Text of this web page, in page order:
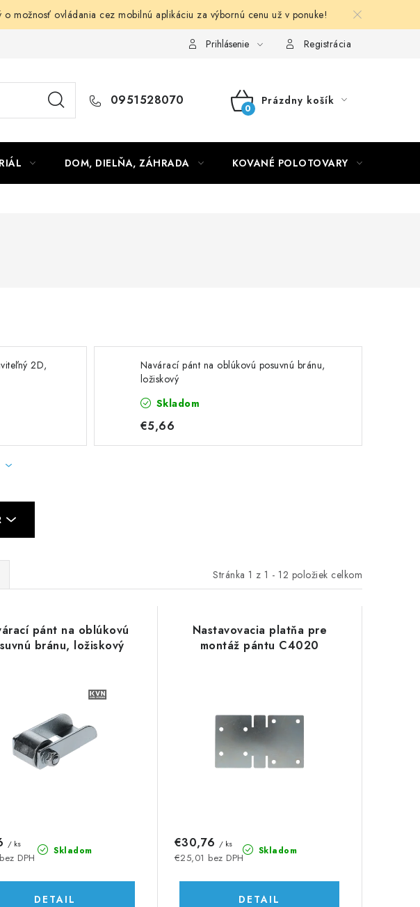
možnosť ovládania cez mobilnú aplikáciu za výbornú cenu už v ponuke!
osobných údajov Obchodné podmienkyPrihlásenie Registrácia
0951528070
NÁKUPNÝ
Prázdny košík
DOM, DIELŇA, ZÁHRADA KOVANÉ POLOTOVARY
2D,
Navárací pánt na oblúkovú posuvnú bránu,
ložiskový
Skladom
€5,66
Stránka 1 z 1 - 12 položiek celkom
pánt na oblúkovú
bránu, ložiskový
Skladom
DPH
/ ks
DETAIL
Nastavovacia platňa pre
montáž pántu C4020
Skladom
€25,01 bez DPH
€30,76 / ks
DETAIL